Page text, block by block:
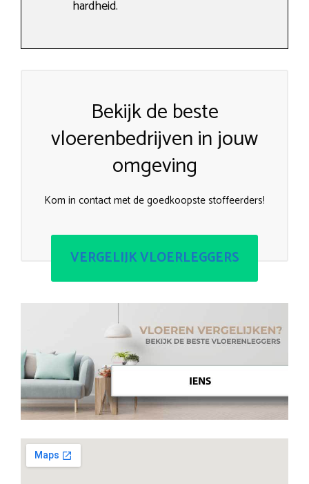
hardheid.
Bekijk de beste
vloerenbedrijven in jouw
omgeving
Kom in contact met de goedkoopste stoffeerders!
VERGELIJK VLOERLEGGERS